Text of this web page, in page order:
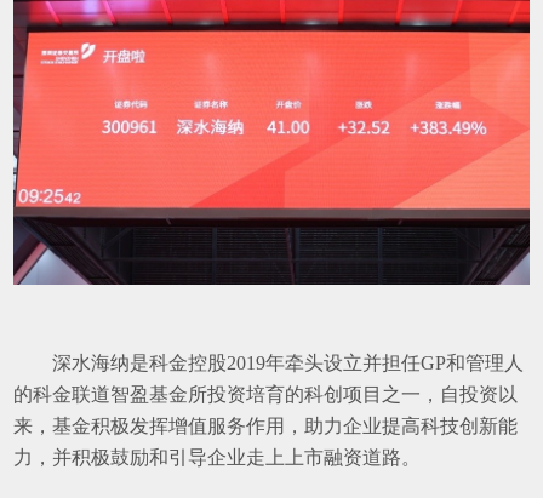
深水海纳是科金控股2019年牵头设立并担任GP和管理人
的科金联道智盈基金所投资培育的科创项目之一，自投资以
来，基金积极发挥增值服务作用，助力企业提高科技创新能
力，并积极鼓励和引导企业走上上市融资道路。